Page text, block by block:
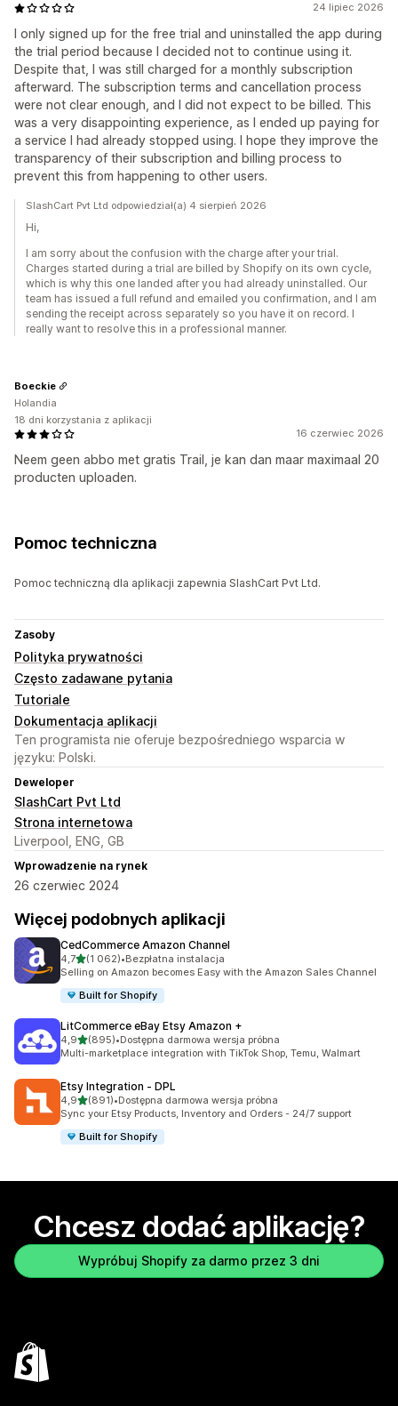
24 lipiec 2026
I only signed up for the free trial and uninstalled the app during
the trial period because I decided not to continue using it.
Despite that, I was still charged for a monthly subscription
afterward. The subscription terms and cancellation process
were not clear enough, and I did not expect to be billed. This
was a very disappointing experience, as I ended up paying for
a service I had already stopped using. I hope they improve the
transparency of their subscription and billing process to
prevent this from happening to other users.
SlashCart Pvt Ltd odpowiedział(a) 4 sierpień 2026
Hi,
I am sorry about the confusion with the charge after your trial.
Charges started during a trial are billed by Shopify on its own cycle,
which is why this one landed after you had already uninstalled. Our
team has issued a full refund and emailed you confirmation, and I am
sending the receipt across separately so you have it on record. I
really want to resolve this in a professional manner.
16 czerwiec 2026
Neem geen abbo met gratis Trail, je kan dan maar maximaal 20
producten uploaden.
Boeckie
Holandia
18 dni korzystania z aplikacji
Pomoc techniczna
Pomoc techniczną dla aplikacji zapewnia SlashCart Pvt Ltd.
Zasoby
Polityka prywatności
Często zadawane pytania
Tutoriale
Dokumentacja aplikacji
Ten programista nie oferuje bezpośredniego wsparcia w
języku: Polski.
Deweloper
SlashCart Pvt Ltd
Strona internetowa
Liverpool, ENG, GB
Wprowadzenie na rynek
26 czerwiec 2024
Więcej podobnych aplikacji
CedCommerce Amazon Channel
4,7na 5 gwiazdek
(1 062)
Łączna liczba recenzji: 1062
•Bezpłatna instalacja
Selling on Amazon becomes Easy with the Amazon Sales Channel
Built for Shopify
LitCommerce eBay Etsy Amazon +
4,9na 5 gwiazdek
(895)
Łączna liczba recenzji: 895
•Dostępna darmowa wersja próbna
Multi-marketplace integration with TikTok Shop, Temu, Walmart
Etsy Integration ‑ DPL
4,9na 5 gwiazdek
(891)
Łączna liczba recenzji: 891
•Dostępna darmowa wersja próbna
Sync your Etsy Products, Inventory and Orders - 24/7 support
Built for Shopify
Chcesz dodać aplikację?
Wypróbuj Shopify za darmo przez 3 dni